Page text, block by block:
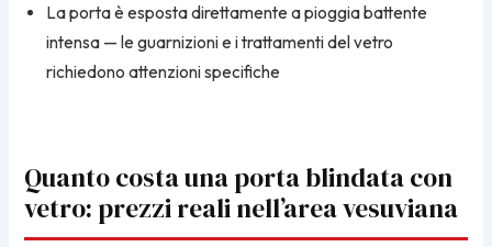
La porta è esposta direttamente a pioggia battente
intensa — le guarnizioni e i trattamenti del vetro
richiedono attenzioni specifiche
Quanto costa una porta blindata con
vetro: prezzi reali nell’area vesuviana